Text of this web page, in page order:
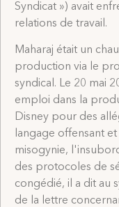
Syndicat ») avait
relations de travail.
Maharaj était un
production via le
syndical. Le 20 mai
emploi dans la
Disney pour des
langage offensant
misogynie,
des protocoles de
congédié, il a dit au
de la lettre